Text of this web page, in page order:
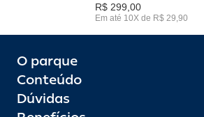
R$ 299,00
Em até 10X de R$ 29,90
O parque
Conteúdo
Dúvidas